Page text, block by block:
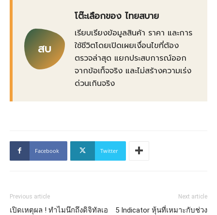
สบ
โต๊ะเลือกของ ไทยสบาย
เรียบเรียงข้อมูลสินค้า ราคา และการ
ใช้ชีวิตโดยเปิดเผยเงื่อนไขที่ต้อง
ตรวจล่าสุด แยกประสบการณ์ออก
จากข้อเท็จจริง และไม่สร้างความเร่ง
ด่วนเกินจริง
Facebook Twitter
Previous article
เปิดเหตุผล ! ทำไมนึกถึงดิจิทัลเอ
Next article
5 Indicator หุ้นที่เหมาะกับช่วง